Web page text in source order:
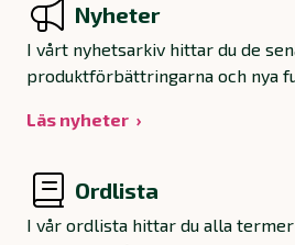
Nyheter
I vårt nyhetsarkiv hittar du de
produktförbättringarna och nya
Läs nyheter
Ordlista
I vår ordlista hittar du alla